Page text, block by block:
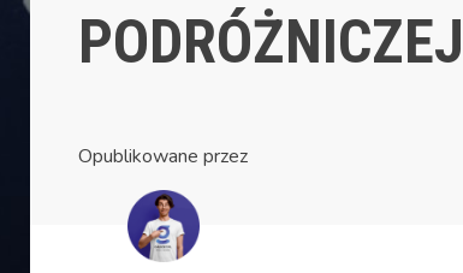
Opublikowane przez